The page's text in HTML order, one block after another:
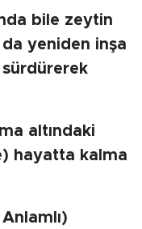
bile zeytin
da yeniden inşa
altındaki
hayatta kalma